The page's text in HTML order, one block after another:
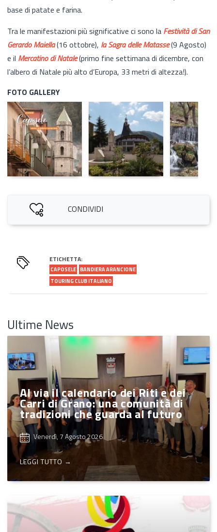
base di patate e farina.
Tra le manifestazioni più significative ci sono la Festività di San
Gerardo Maiella(16 ottobre), la Sagra delle Matasse(9 Agosto)
e il Mercatino di Natale(primo fine settimana di dicembre, con
l’albero di Natale più alto d’Europa, 33 metri di altezza!).
FOTO GALLERY
CONDIVIDI
ETICHETTA:
CAPOSELE BANDIERA ARANCIONE
TOURING CLUB ITALIANO
Ultime News
Al via il calendario dei Riti e dei
Carri di Grano: una comunità di
tradizioni che guarda al futuro
Venerdì, 7 Agosto 2026
LEGGI TUTTO →